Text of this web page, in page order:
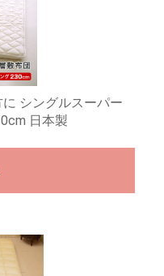
シングルスーパー
日本製